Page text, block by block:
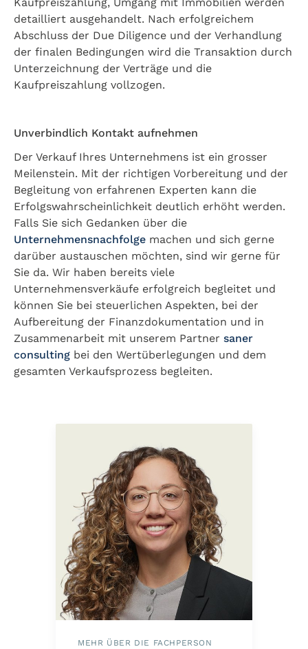
detailliert ausgehandelt. Nach erfolgreichem
Abschluss der Due Diligence und der Verhandlung
der finalen Bedingungen wird die Transaktion durch
Unterzeichnung der Verträge und die
Kaufpreiszahlung vollzogen.
Unverbindlich Kontakt aufnehmen
Der Verkauf Ihres Unternehmens ist ein grosser
Meilenstein. Mit der richtigen Vorbereitung und der
Begleitung von erfahrenen Experten kann die
Erfolgswahrscheinlichkeit deutlich erhöht werden.
Falls Sie sich Gedanken über die
Unternehmensnachfolge machen und sich gerne
darüber austauschen möchten, sind wir gerne für
Sie da. Wir haben bereits viele
Unternehmensverkäufe erfolgreich begleitet und
können Sie bei steuerlichen Aspekten, bei der
Aufbereitung der Finanzdokumentation und in
Zusammenarbeit mit unserem Partner saner
consulting bei den Wertüberlegungen und dem
gesamten Verkaufsprozess begleiten.
MEHR ÜBER DIE FACHPERSON